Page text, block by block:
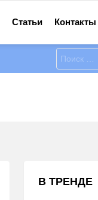
Статьи Контакты
Искать:
В ТРЕНДЕ